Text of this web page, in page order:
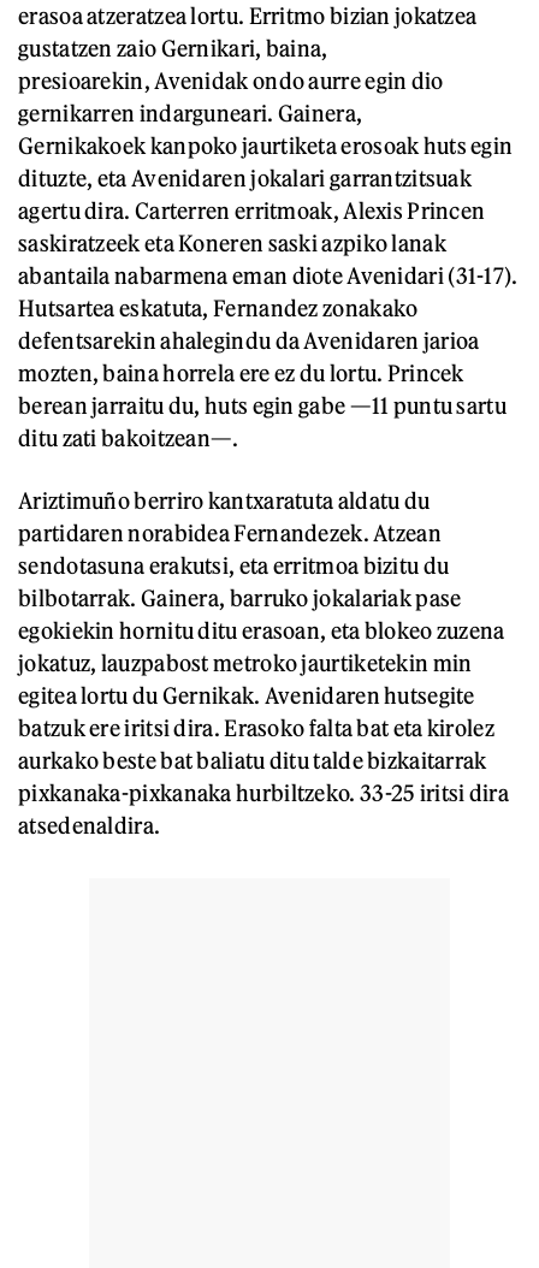
erasoa atzeratzea lortu. Erritmo bizian jokatzea
gustatzen zaio Gernikari, baina,
presioarekin, Avenidak ondo aurre egin dio
gernikarren indarguneari. Gainera,
Gernikakoek kanpoko jaurtiketa erosoak huts egin
dituzte, eta Avenidaren jokalari garrantzitsuak
agertu dira. Carterren erritmoak, Alexis Princen
saskiratzeek eta Koneren saski azpiko lanak
abantaila nabarmena eman diote Avenidari (31-17).
Hutsartea eskatuta, Fernandez zonakako
defentsarekin ahalegindu da Avenidaren jarioa
mozten, baina horrela ere ez du lortu. Princek
berean jarraitu du, huts egin gabe —11 puntu sartu
ditu zati bakoitzean—.
Ariztimuño berriro kantxaratuta aldatu du
partidaren norabidea Fernandezek. Atzean
sendotasuna erakutsi, eta erritmoa bizitu du
bilbotarrak. Gainera, barruko jokalariak pase
egokiekin hornitu ditu erasoan, eta blokeo zuzena
jokatuz, lauzpabost metroko jaurtiketekin min
egitea lortu du Gernikak. Avenidaren hutsegite
batzuk ere iritsi dira. Erasoko falta bat eta kirolez
aurkako beste bat baliatu ditu talde bizkaitarrak
pixkanaka-pixkanaka hurbiltzeko. 33-25 iritsi dira
atsedenaldira.